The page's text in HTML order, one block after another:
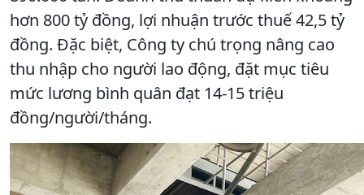
hơn 800 tỷ đồng, lợi nhuận trước thuế 42,5 tỷ
đồng. Đặc biệt, Công ty chú trọng nâng cao
thu nhập cho người lao động, đặt mục tiêu
mức lương bình quân đạt 14-15 triệu
đồng/người/tháng.